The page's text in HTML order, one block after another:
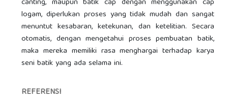
logam, diperlukan proses yang tidak mudah dan sangat
menuntut kesabaran, ketekunan, dan ketelitian. Secara
otomatis, dengan mengetahui proses pembuatan batik,
maka mereka memiliki rasa menghargai terhadap karya
seni batik yang ada selama ini.
REFERENSI